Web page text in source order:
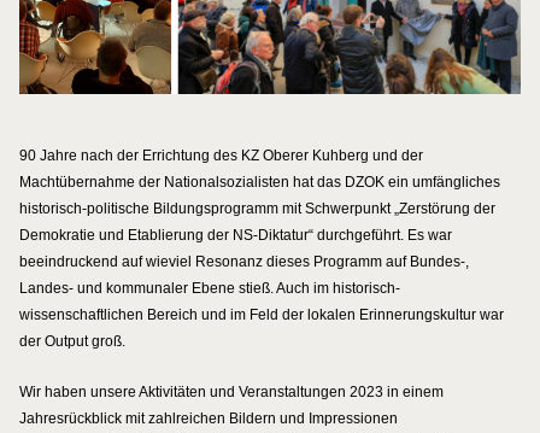
90 Jahre nach der Errichtung des KZ Oberer Kuhberg und der
Machtübernahme der Nationalsozialisten hat das DZOK ein umfängliches
historisch-politische Bildungsprogramm mit Schwerpunkt „Zerstörung der
Demokratie und Etablierung der NS-Diktatur“ durchgeführt. Es war
beeindruckend auf wieviel Resonanz dieses Programm auf Bundes-,
Landes- und kommunaler Ebene stieß. Auch im historisch-
wissenschaftlichen Bereich und im Feld der lokalen Erinnerungskultur war
der Output groß.
Wir haben unsere Aktivitäten und Veranstaltungen 2023 in einem
Jahresrückblick mit zahlreichen Bildern und Impressionen